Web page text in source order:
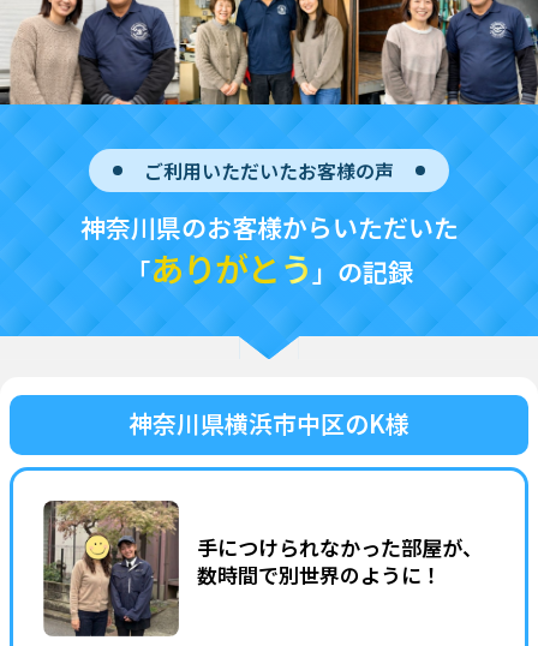
クレスト作業実績
お客様の声
SDGsの取り組みについて
料金案内
ご利用いただいたお客様の声
神奈川県のお客様からいただいた
「ありがとう 」の記録
神奈川県横浜市中区のK様
手につけられなかった部屋が、
数時間で別世界のように！